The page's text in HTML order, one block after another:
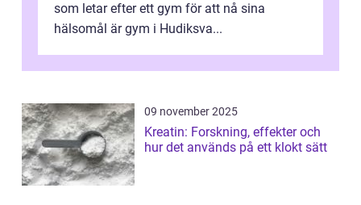
som letar efter ett gym för att nå sina
hälsomål är gym i Hudiksva...
09 november 2025
Kreatin: Forskning, effekter och
hur det används på ett klokt sätt